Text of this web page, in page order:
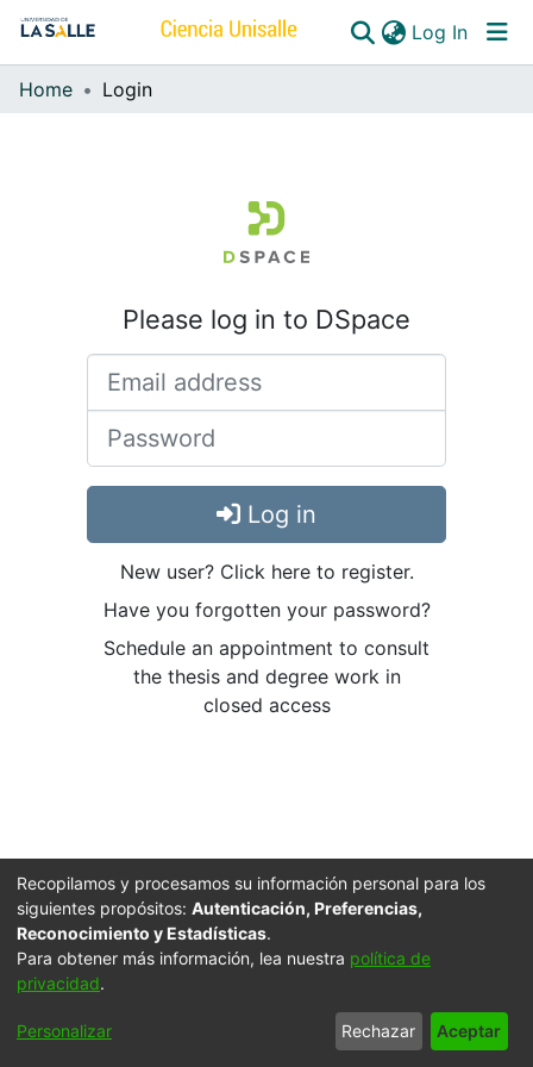
Log In
Communities & Collections
Home Login
Please log in to DSpace
Log in
New user? Click here to register.
Have you forgotten your password?
Schedule an appointment to consult
the thesis and degree work in
closed access
Cookie
Accessibility
End User
Agreement
Send
Feedback
Recopilamos y procesamos su información personal para los
siguientes propósitos: Autenticación, Preferencias,
Reconocimiento y Estadísticas.
Para obtener más información, lea nuestra política de
privacidad.
Personalizar Rechazar Aceptar